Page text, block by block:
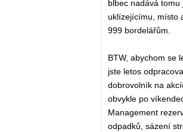
blbec nadává tomu
uklízejícímu, místo
999 bordelářům.
BTW, abychom se
jste letos
dobrovolník na
obvykle po
Management
odpadků, sázení